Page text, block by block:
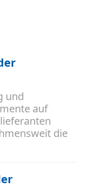
und
auf
die